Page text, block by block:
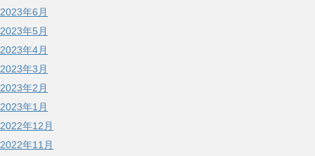
2023年6月
2023年5月
2023年4月
2023年3月
2023年2月
2023年1月
2022年12月
2022年11月